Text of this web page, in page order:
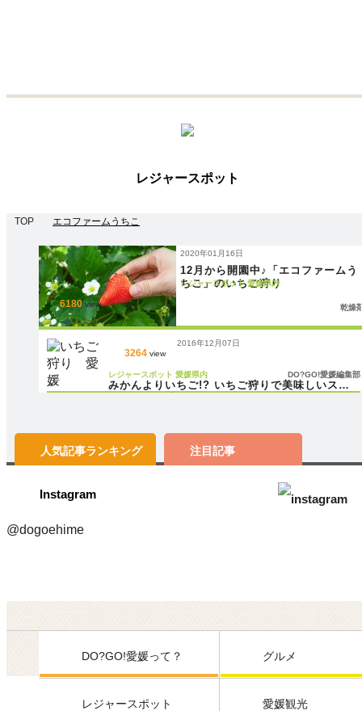
レジャースポット
TOP エコファームうちこ
6180 view
2020年01月16日
12月から開園中♪「エコファームう
ちこ」のいちご狩り
レジャースポット 愛媛県内
乾燥
3264 view
2016年12月07日
みかんよりいちご!? いちご狩りで美味しいスト
レジャースポット 愛媛県内 DO?GO!愛媛編集部
人気記事ランキング 注目記事
Instagram
@dogoehime
DO?GO!愛媛って？ グルメ
レジャースポット 愛媛観光